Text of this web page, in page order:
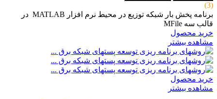
(3)
برنامه پخش بار شبکه توزیع در محیط نرم افزار MATLAB در
قالب سه MFile
خرید محصول
مشاهده بیشتر
خرید محصول
مشاهده بیشتر